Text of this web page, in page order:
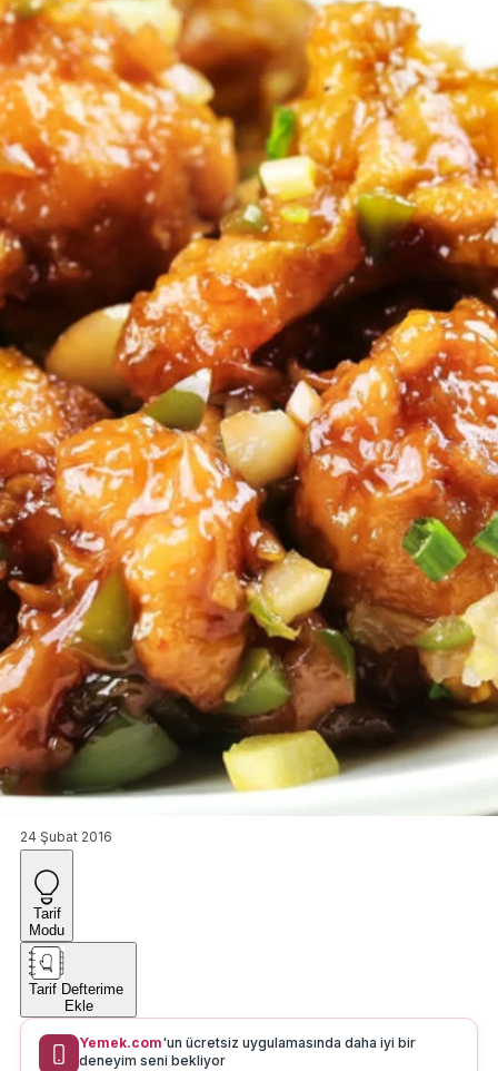
24 Şubat 2016
Tarif
Modu
Tarif Defterime
Ekle
Yemek.com'un ücretsiz uygulamasında daha iyi bir
deneyim seni bekliyor